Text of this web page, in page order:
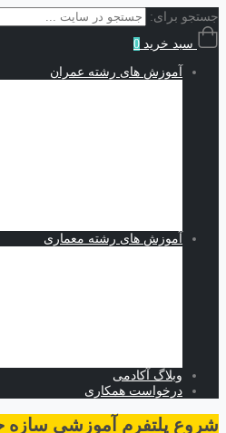
جستجو برای:
سبد خرید 0
آموزش های رشته عمران
آموزش های رشته معماری
وبلاگ آکادمی
درخواست همکاری
شروع پلتفرم آموزشی سازه